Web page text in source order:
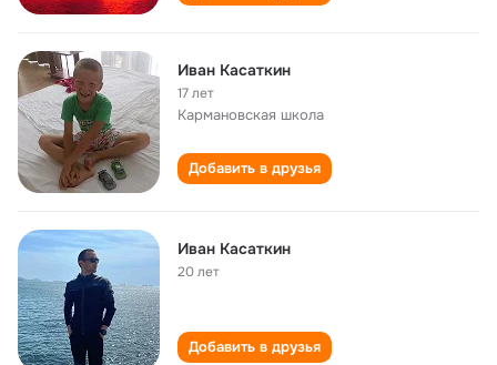
Иван Касаткин
17 лет
Кармановская школа
Добавить в друзья
Иван Касаткин
20 лет
Добавить в друзья